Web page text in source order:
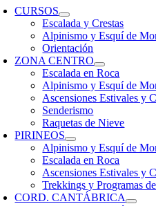
CURSOS
Escalada y Crestas
Alpinismo y Esquí de
Orientación
ZONA CENTRO
Escalada en Roca
Alpinismo y Esquí de
Ascensiones Estivales y
Senderismo
Raquetas de Nieve
PIRINEOS
Alpinismo y Esquí de
Escalada en Roca
Ascensiones Estivales y
Trekkings y Programas
CORD. CANTÁBRICA